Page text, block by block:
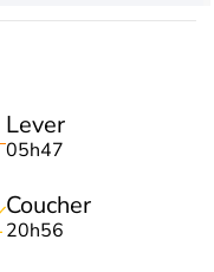
Lever
05h47
Coucher
20h56